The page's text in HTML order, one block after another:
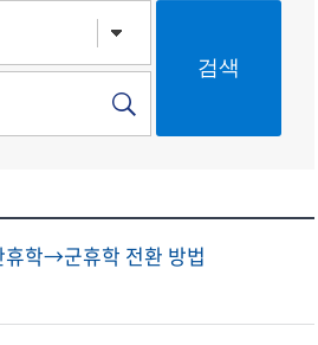
학→군휴학 전환 방법